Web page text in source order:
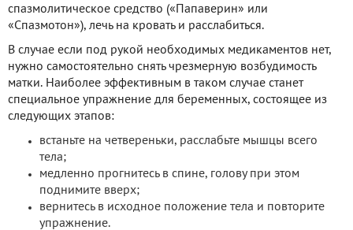
спазмолитическое средство («Папаверин» или
«Спазмотон»), лечь на кровать и расслабиться.
В случае если под рукой необходимых медикаментов нет,
нужно самостоятельно снять чрезмерную возбудимость
матки. Наиболее эффективным в таком случае станет
специальное упражнение для беременных, состоящее из
следующих этапов:
встаньте на четвереньки, расслабьте мышцы всего
тела;
медленно прогнитесь в спине, голову при этом
поднимите вверх;
вернитесь в исходное положение тела и повторите
упражнение.